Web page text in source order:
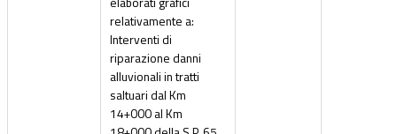
relativamente a:
Interventi di
riparazione danni
alluvionali in tratti
saltuari dal Km
14+000 al Km